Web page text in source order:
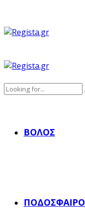
ΒΌΛΟΣ
ΠΟΔΌΣΦΑΙΡΟ